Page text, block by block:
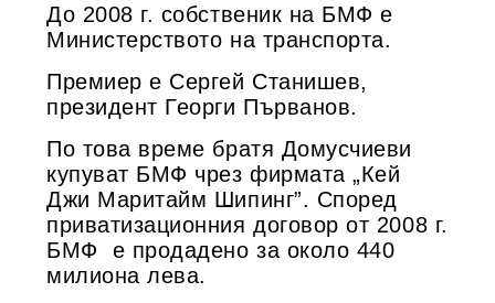
До 2008 г. собственик на БМФ е
Министерството на транспорта.
Премиер е Сергей Станишев,
президент Георги Първанов.
По това време братя Домусчиеви
купуват БМФ чрез фирмата „Кей
Джи Маритайм Шипинг”. Според
приватизационния договор от 2008 г.
БМФ е продадено за около 440
милиона лева.